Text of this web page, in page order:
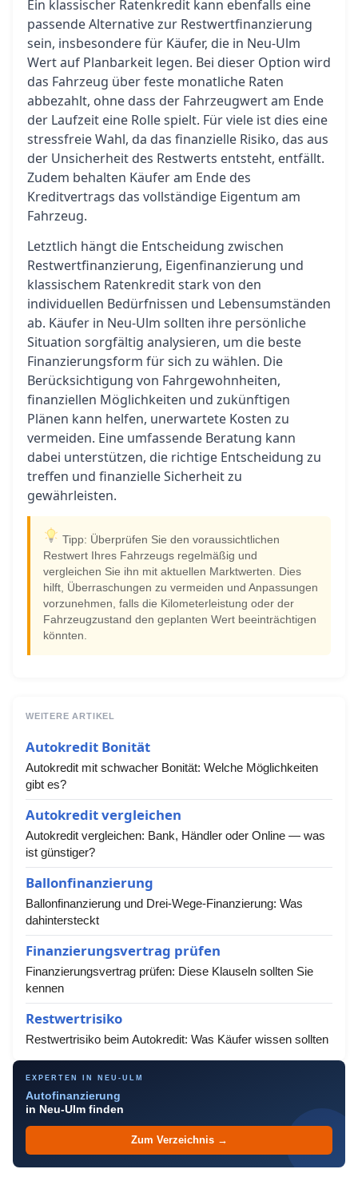
Ein klassischer Ratenkredit kann ebenfalls eine
passende Alternative zur Restwertfinanzierung
sein, insbesondere für Käufer, die in Neu-Ulm
Wert auf Planbarkeit legen. Bei dieser Option wird
das Fahrzeug über feste monatliche Raten
abbezahlt, ohne dass der Fahrzeugwert am Ende
der Laufzeit eine Rolle spielt. Für viele ist dies eine
stressfreie Wahl, da das finanzielle Risiko, das aus
der Unsicherheit des Restwerts entsteht, entfällt.
Zudem behalten Käufer am Ende des
Kreditvertrags das vollständige Eigentum am
Fahrzeug.
Letztlich hängt die Entscheidung zwischen
Restwertfinanzierung, Eigenfinanzierung und
klassischem Ratenkredit stark von den
individuellen Bedürfnissen und Lebensumständen
ab. Käufer in Neu-Ulm sollten ihre persönliche
Situation sorgfältig analysieren, um die beste
Finanzierungsform für sich zu wählen. Die
Berücksichtigung von Fahrgewohnheiten,
finanziellen Möglichkeiten und zukünftigen
Plänen kann helfen, unerwartete Kosten zu
vermeiden. Eine umfassende Beratung kann
dabei unterstützen, die richtige Entscheidung zu
treffen und finanzielle Sicherheit zu
gewährleisten.
Tipp: Überprüfen Sie den voraussichtlichen
Restwert Ihres Fahrzeugs regelmäßig und
vergleichen Sie ihn mit aktuellen Marktwerten. Dies
hilft, Überraschungen zu vermeiden und Anpassungen
vorzunehmen, falls die Kilometerleistung oder der
Fahrzeugzustand den geplanten Wert beeinträchtigen
könnten.
WEITERE ARTIKEL
Autokredit Bonität
Autokredit mit schwacher Bonität: Welche Möglichkeiten
gibt es?
Autokredit vergleichen
Autokredit vergleichen: Bank, Händler oder Online — was
ist günstiger?
Ballonfinanzierung
Ballonfinanzierung und Drei-Wege-Finanzierung: Was
dahintersteckt
Finanzierungsvertrag prüfen
Finanzierungsvertrag prüfen: Diese Klauseln sollten Sie
kennen
Restwertrisiko
Restwertrisiko beim Autokredit: Was Käufer wissen sollten
EXPERTEN IN NEU-ULM
Autofinanzierung
in Neu-Ulm finden
Zum Verzeichnis →